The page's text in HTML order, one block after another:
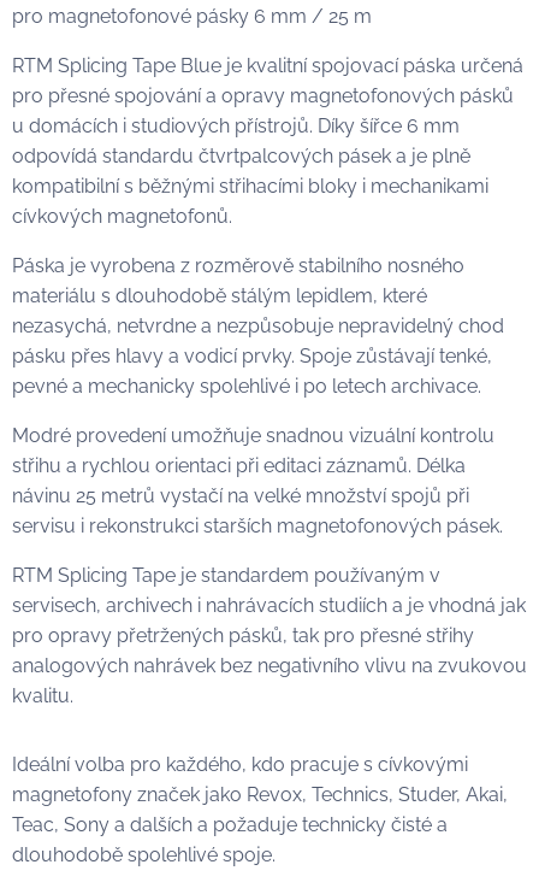
pro magnetofonové pásky 6 mm / 25 m
RTM Splicing Tape Blue je kvalitní spojovací páska určená
pro přesné spojování a opravy magnetofonových pásků
u domácích i studiových přístrojů. Díky šířce 6 mm
odpovídá standardu čtvrtpalcových pásek a je plně
kompatibilní s běžnými střihacími bloky i mechanikami
cívkových magnetofonů.
Páska je vyrobena z rozměrově stabilního nosného
materiálu s dlouhodobě stálým lepidlem, které
nezasychá, netvrdne a nezpůsobuje nepravidelný chod
pásku přes hlavy a vodicí prvky. Spoje zůstávají tenké,
pevné a mechanicky spolehlivé i po letech archivace.
Modré provedení umožňuje snadnou vizuální kontrolu
střihu a rychlou orientaci při editaci záznamů. Délka
návinu 25 metrů vystačí na velké množství spojů při
servisu i rekonstrukci starších magnetofonových pásek.
RTM Splicing Tape je standardem používaným v
servisech, archivech i nahrávacích studiích a je vhodná jak
pro opravy přetržených pásků, tak pro přesné střihy
analogových nahrávek bez negativního vlivu na zvukovou
kvalitu.
Ideální volba pro každého, kdo pracuje s cívkovými
magnetofony značek jako Revox, Technics, Studer, Akai,
Teac, Sony a dalších a požaduje technicky čisté a
dlouhodobě spolehlivé spoje.